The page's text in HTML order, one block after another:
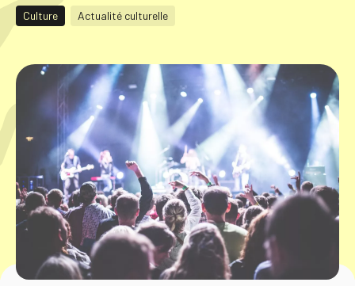
Démarches
CAROUGE SE CONSTRUIT
Culture Actualité culturelle